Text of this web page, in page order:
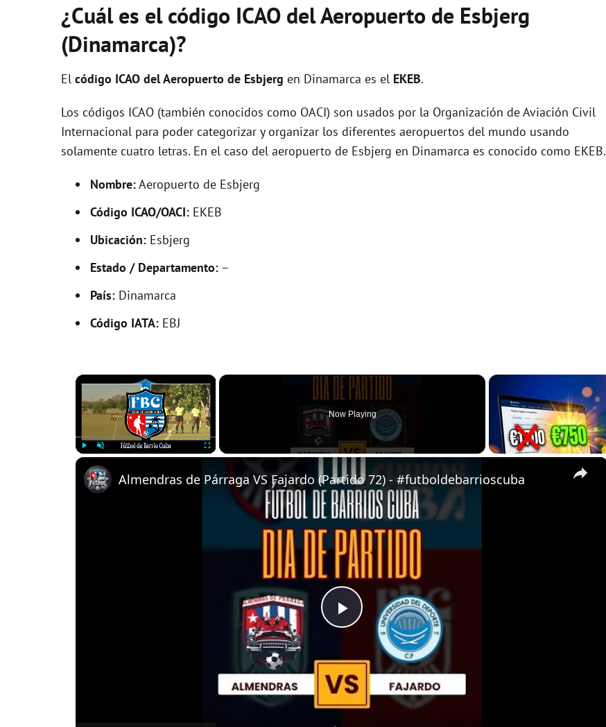
¿Cuál es el código ICAO del Aeropuerto de Esbjerg
(Dinamarca)?
El código ICAO delAeropuerto de Esbjerg en Dinamarca es el EKEB.
Los códigos ICAO (también conocidos como OACI) son usados por la Organización de Aviación Civil
Internacional para poder categorizar y organizar los diferentes aeropuertos del mundo usando
solamente cuatro letras. En el caso del aeropuerto de Esbjerg en Dinamarca es conocido como EKEB.
Nombre:Aeropuerto de Esbjerg
Código ICAO/OACI: EKEB
Ubicación: Esbjerg
Estado / Departamento: –
País: Dinamarca
Código IATA: EBJ
×
Now Playing
×
P
l
a
Almendras de Párraga VS Fajardo (Partido 72) - #futboldebarrioscuba